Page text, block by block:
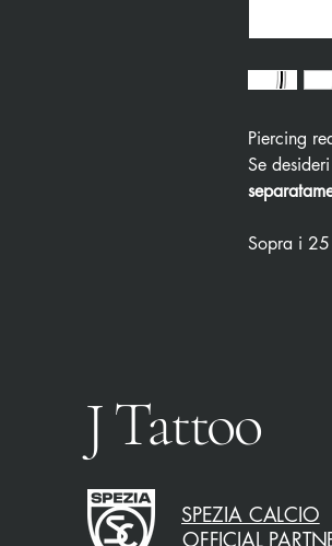
Piercing
Se
Sopra i 25
J Tattoo
SPEZIA CALCIO
OFFICIAL